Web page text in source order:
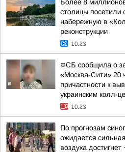
Более 8
столицы посетили
набережную в
реконструкции
10:23
ФСБ сообщила о
«Москва-Сити» 20
причастности к
украинским колл-
10:23
По прогнозам
ожидается
воздуха достигнет